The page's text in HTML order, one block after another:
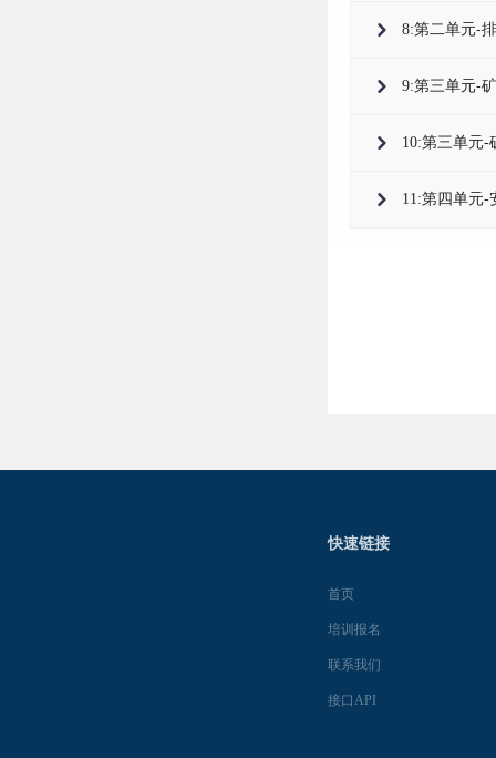
8:第二单元-
9:第三单元-
10:第三单元-
11:第四单元-
快速链接
首页
培训报名
联系我们
接口API